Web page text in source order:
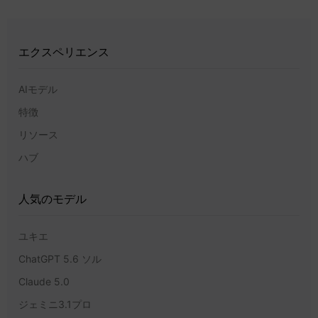
エクスペリエンス
AIモデル
特徴
リソース
ハブ
人気のモデル
ユキエ
ChatGPT 5.6 ソル
Claude 5.0
ジェミニ3.1プロ